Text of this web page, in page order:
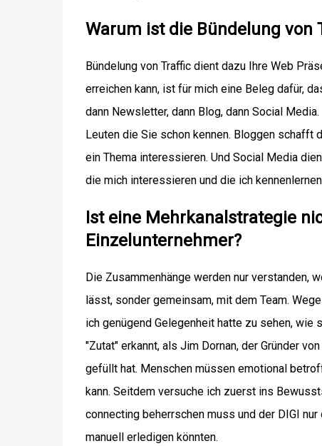
Warum ist die Bündelung von
Bündelung von Traffic dient dazu Ihre Web
erreichen kann, ist für mich eine Beleg dafür,
dann Newsletter, dann Blog, dann Social
Leuten die Sie schon kennen. Bloggen
ein Thema interessieren. Und Social Media
die mich interessieren und die ich
Ist eine Mehrkanalstrategie
Einzelunternehmer?
Die Zusammenhänge werden nur verstanden,
lässt, sonder gemeinsam, mit dem Team.
ich genügend Gelegenheit hatte zu sehen,
"Zutat" erkannt, als Jim Dornan, der Gründer
gefüllt hat. Menschen müssen emotional
kann. Seitdem versuche ich zuerst ins
connectingbeherrschen muss und der DIGI
manuell erledigen könnten.